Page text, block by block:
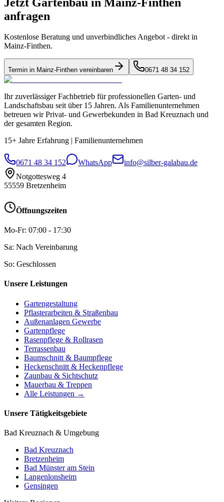
anfragen
Kostenlose Beratung und unverbindliches Angebot - direkt in
Mainz-Finthen.
Termin in Mainz-Finthen vereinbaren 0671 48 34 152
Ihr zuverlässiger Fachbetrieb für professionellen Garten- und
Landschaftsbau seit über 15 Jahren. Als Familienunternehmen
betreuen wir Privat- und Gewerbekunden in Bad Kreuznach und
der gesamten Region.
15+ Jahre Erfahrung
Familienunternehmen
0671 48 34 152 WhatsApp
info@silber-galabau.de
Notgottesweg 4
55559 Bretzenheim
Öffnungszeiten
Mo-Fr: 07:00 - 17:30
Sa: Nach Vereinbarung
So: Geschlossen
Unsere Leistungen
Gartengestaltung
Pflasterarbeiten & Straßenbau
Außenanlagen Gewerbe
Gartenpflege
Rasenpflege & Rollrasen
Terrassenbau
Baumschnitt & Baumpflege
Heckenschnitt & Heckenpflege
Zaunbau & Sichtschutz
Mauerbau & Treppen
Alle Leistungen →
Unsere Tätigkeitsgebiete
Bad Kreuznach & Umgebung
Bad Kreuznach
Bretzenheim
Bad Münster am Stein
Langenlonsheim
Gensingen